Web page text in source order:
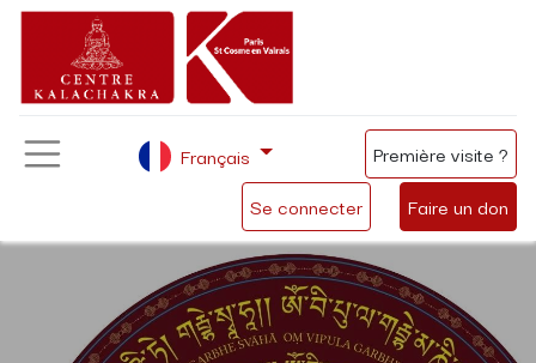
Se connecter Faire un don
Français Première visite ?